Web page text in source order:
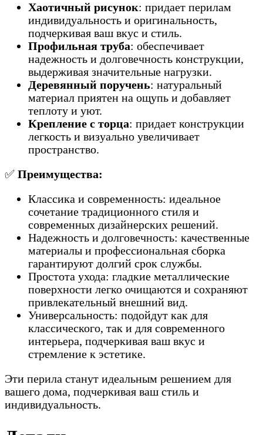
Хаотичный рисунок: придает перилам
индивидуальность и оригинальность,
подчеркивая ваш вкус и стиль.
Профильная труба: обеспечивает
надежность и долговечность конструкции,
выдерживая значительные нагрузки.
Деревянный поручень: натуральный
материал приятен на ощупь и добавляет
теплоту и уют.
Крепление с торца: придает конструкции
легкость и визуально увеличивает
пространство.
✅ Преимущества:
Классика и современность: идеальное
сочетание традиционного стиля и
современных дизайнерских решений.
Надежность и долговечность: качественные
материалы и профессиональная сборка
гарантируют долгий срок службы.
Простота ухода: гладкие металлические
поверхности легко очищаются и сохраняют
привлекательный внешний вид.
Универсальность: подойдут как для
классического, так и для современного
интерьера, подчеркивая ваш вкус и
стремление к эстетике.
Эти перила станут идеальным решением для
вашего дома, подчеркивая ваш стиль и
индивидуальность.